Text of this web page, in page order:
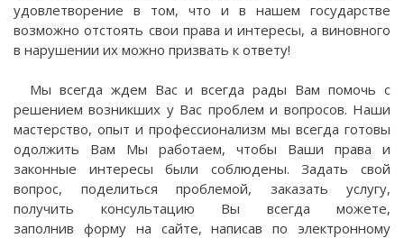
удовлетворение в том, что и в нашем государстве
возможно отстоять свои права и интересы, а виновного
в нарушении их можно призвать к ответу!
Мы всегда ждем Вас и всегда рады Вам помочь с
решением возникших у Вас проблем и вопросов. Наши
мастерство, опыт и профессионализм мы всегда готовы
одолжить Вам Мы работаем, чтобы Ваши права и
законные интересы были соблюдены. Задать свой
вопрос, поделиться проблемой, заказать услугу,
получить консультацию Вы всегда можете,
заполнив форму на сайте, написав по электронному